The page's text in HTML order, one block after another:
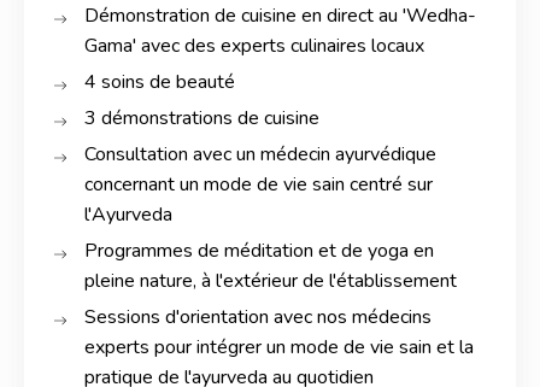
Démonstration de cuisine en direct au 'Wedha-
Gama' avec des experts culinaires locaux
4 soins de beauté
3 démonstrations de cuisine
Consultation avec un médecin ayurvédique
concernant un mode de vie sain centré sur
l'Ayurveda
Programmes de méditation et de yoga en
pleine nature, à l'extérieur de l'établissement
Sessions d'orientation avec nos médecins
experts pour intégrer un mode de vie sain et la
pratique de l'ayurveda au quotidien